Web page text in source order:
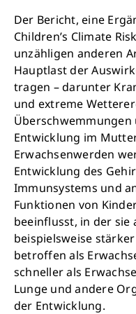
Der Bericht, eine
Children’s Climate
unzähligen anderen
Hauptlast der
tragen – darunter
und extreme
Entwicklung im
Erwachsenwerden
Entwicklung des
Immunsystems und
Funktionen von
beeinflusst, in der sie
beispielsweise
betroffen als
schneller als
Lunge und andere
der Entwicklung.